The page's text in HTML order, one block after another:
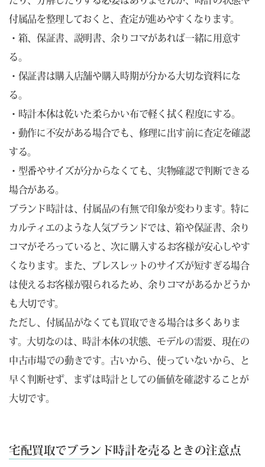
付属品を整理しておくと、査定が進めやすくなります。
・箱、保証書、説明書、余りコマがあれば一緒に用意す
る。
・保証書は購入店舗や購入時期が分かる大切な資料にな
る。
・時計本体は乾いた柔らかい布で軽く拭く程度にする。
・動作に不安がある場合でも、修理に出す前に査定を確認
する。
・型番やサイズが分からなくても、実物確認で判断できる
場合がある。
ブランド時計は、付属品の有無で印象が変わります。特に
カルティエのような人気ブランドでは、箱や保証書、余り
コマがそろっていると、次に購入するお客様が安心しやす
くなります。また、ブレスレットのサイズが短すぎる場合
は使えるお客様が限られるため、余りコマがあるかどうか
も大切です。
ただし、付属品がなくても買取できる場合は多くありま
す。大切なのは、時計本体の状態、モデルの需要、現在の
中古市場での動きです。古いから、使っていないから、と
早く判断せず、まずは時計としての価値を確認することが
大切です。
宅配買取でブランド時計を売るときの注意点